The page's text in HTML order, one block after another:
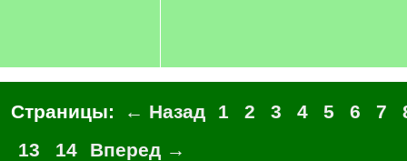
Страницы: ← Назад 1 2 3 4 5 6 7
13
14 Вперед →